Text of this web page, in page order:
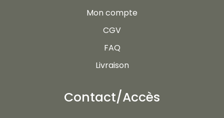
Mon compte
CGV
FAQ
Livraison
Contact/Accès